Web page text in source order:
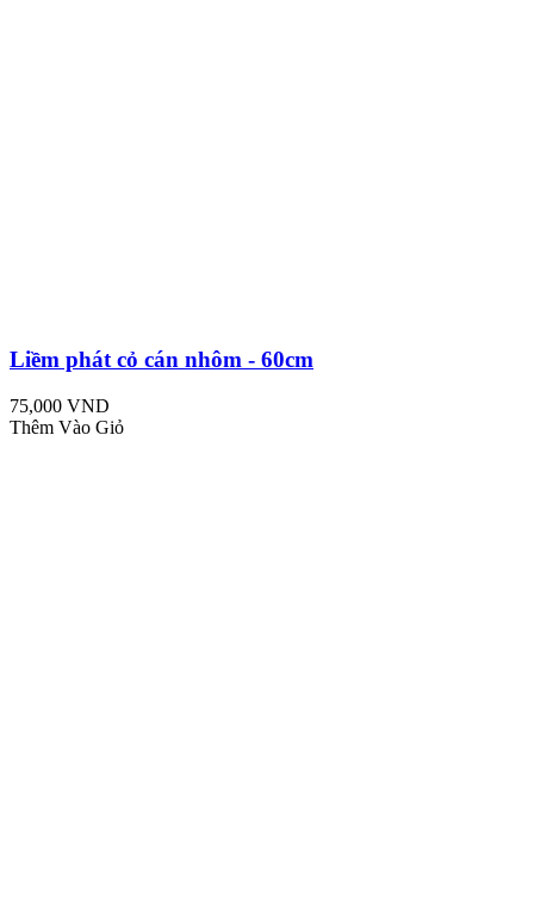
Liềm phát cỏ cán nhôm - 60cm
75,000 VND
Thêm Vào Giỏ